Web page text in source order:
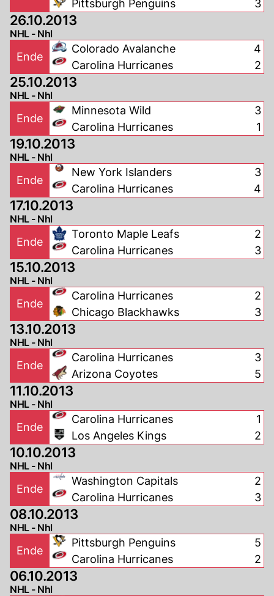
Pittsburgh Penguins
3
26.10.2013
NHL - Nhl
Ende
Colorado Avalanche
Carolina Hurricanes
4
2
25.10.2013
NHL - Nhl
Ende
Minnesota Wild
Carolina Hurricanes
3
1
19.10.2013
NHL - Nhl
Ende
New York Islanders
Carolina Hurricanes
3
4
17.10.2013
NHL - Nhl
Ende
Toronto Maple Leafs
Carolina Hurricanes
2
3
15.10.2013
NHL - Nhl
Ende
Carolina Hurricanes
Chicago Blackhawks
2
3
13.10.2013
NHL - Nhl
Ende
Carolina Hurricanes
Arizona Coyotes
3
5
11.10.2013
NHL - Nhl
Ende
Carolina Hurricanes
Los Angeles Kings
1
2
10.10.2013
NHL - Nhl
Ende
Washington Capitals
Carolina Hurricanes
2
3
08.10.2013
NHL - Nhl
Ende
Pittsburgh Penguins
Carolina Hurricanes
5
2
06.10.2013
NHL - Nhl